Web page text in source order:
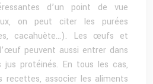
d’un point de vue
on peut citer les purées
cacahuète…). Les œufs et
peuvent aussi entrer dans
jus protéinés. En tous les cas,
recettes, associer les aliments